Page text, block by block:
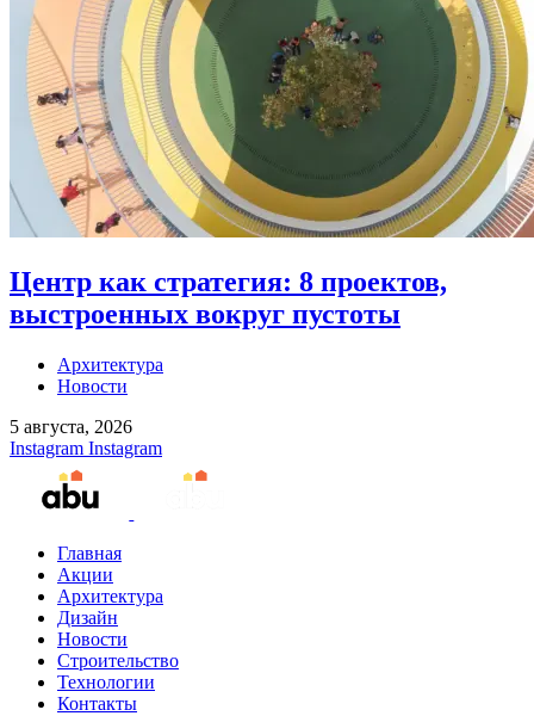
Центр как стратегия: 8 проектов,
выстроенных вокруг пустоты
Архитектура
Новости
5 августа, 2026
Instagram Instagram
Главная
Акции
Архитектура
Дизайн
Новости
Строительство
Технологии
Контакты